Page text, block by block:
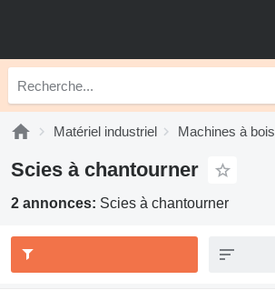
Matériel industriel Machines à bois
Scies à chantourner
2 annonces: Scies à chantourner